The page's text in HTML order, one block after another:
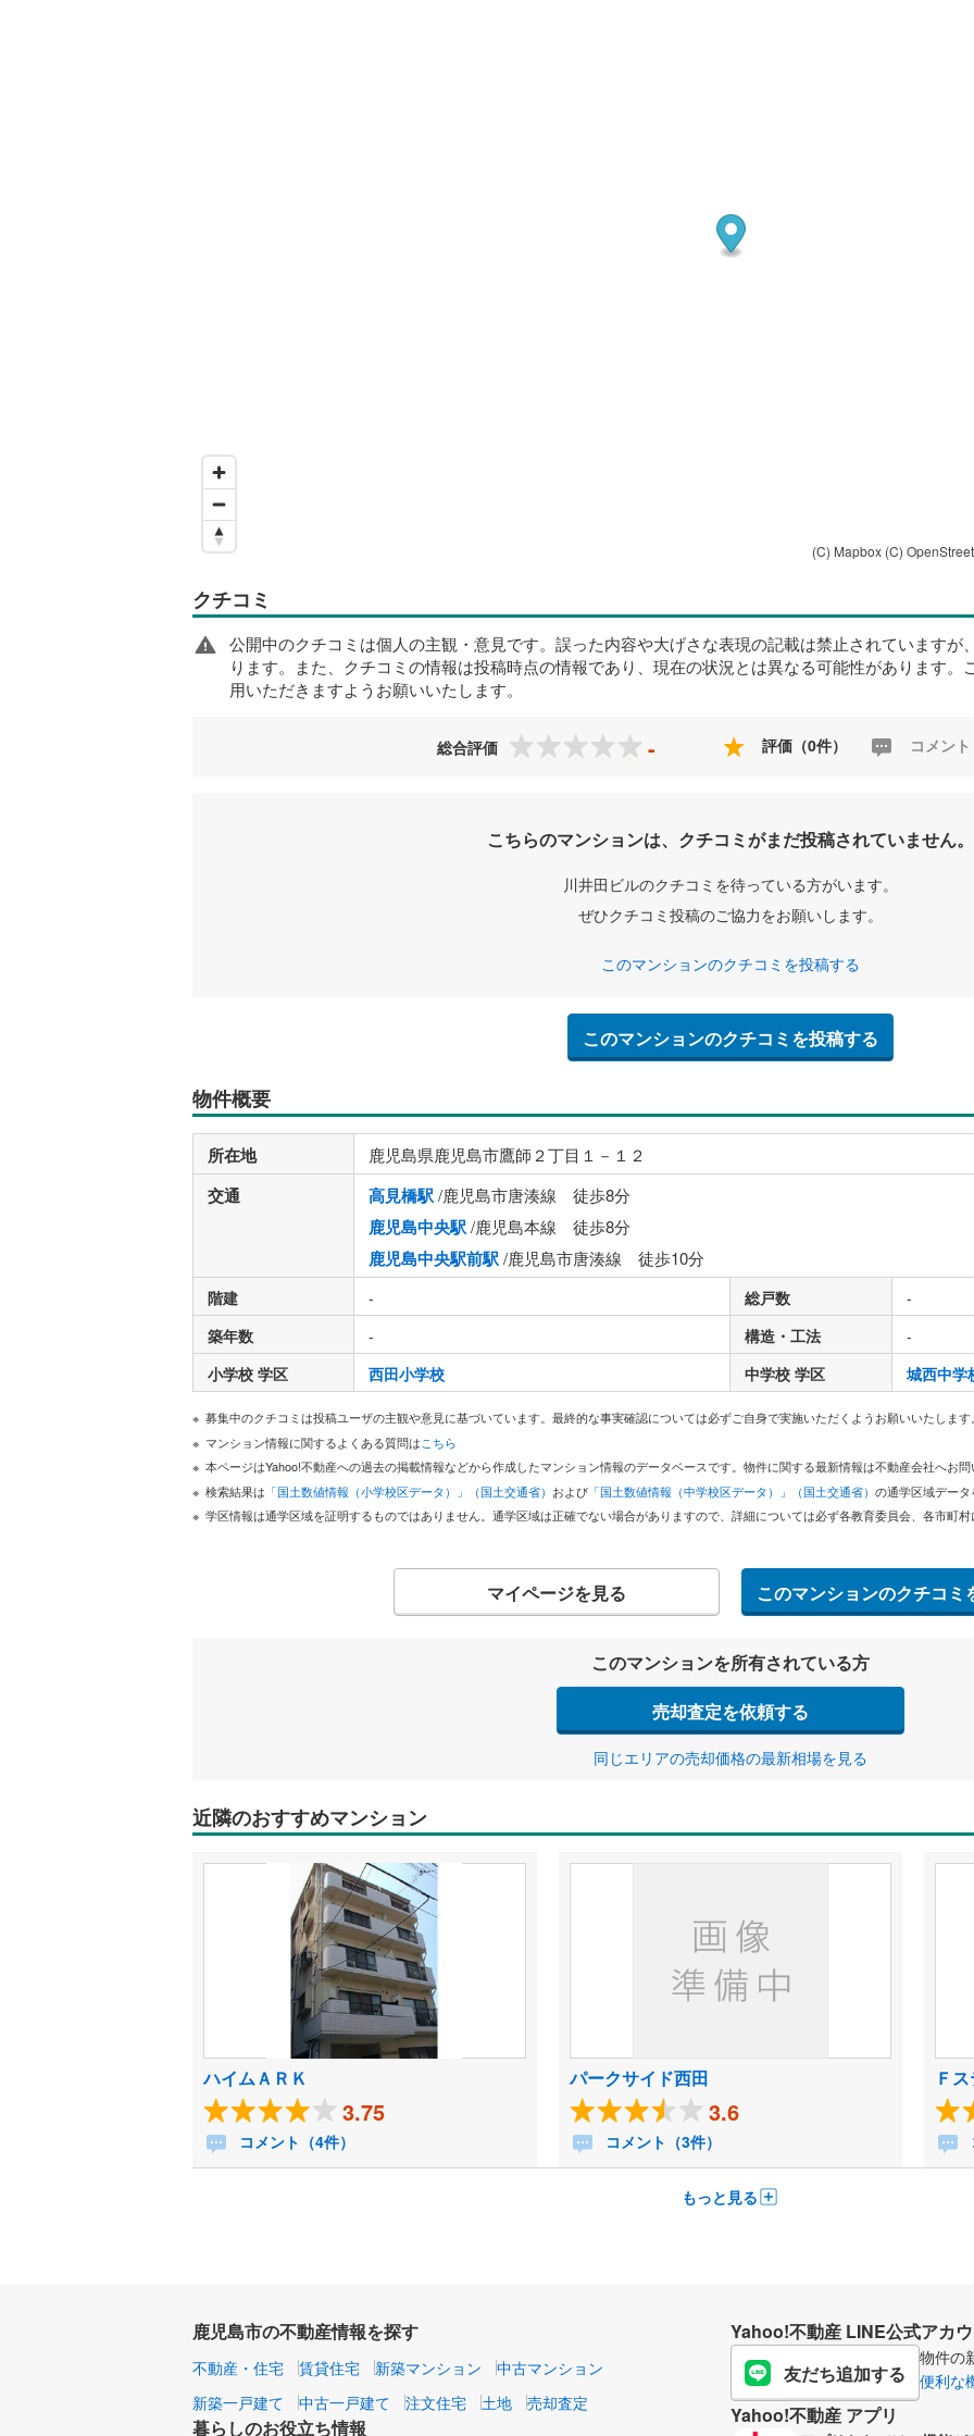
(C) Mapbox (C)
クチコミ
公開中のクチコミは個人の主観・意見です。誤った内容や大げさな表現の記載は禁止されていますが
ります。また、クチコミの情報は投稿時点の情報であり、現在の状況とは異なる可能性があります
用いただきますようお願いいたします。
総合評価 - 評価（0件） コメン
こちらのマンションは、クチコミがまだ投稿されていません。
川井田ビルのクチコミを待っている方がいます。
ぜひクチコミ投稿のご協力をお願いします。
このマンションのクチコミを投稿する
このマンションのクチコミを投稿する
物件概要
所在地 鹿児島県鹿児島市鷹師２丁目１－１２
交通 高見橋駅/鹿児島市唐湊線 徒歩8分
鹿児島中央駅/鹿児島本線 徒歩8分
鹿児島中央駅前駅/鹿児島市唐湊線 徒歩10分
階建 - 総戸数
-
築年数
- 構造・工法
-
小学校 学区
西田小学校 中学校 学区 城西中学
募集中のクチコミは投稿ユーザの主観や意見に基づいています。最終的な事実確認については必ずご自身で実施いただくようお願いいたします
マンション情報に関するよくある質問はこちら
本ページはYahoo!不動産への過去の掲載情報などから作成したマンション情報のデータベースです。物件に関する最新情報は不動産会社へお
検索結果は 「国土数値情報（小学校区データ）」（国土交通省） および 「国土数値情報（中学校区データ）」（国土交通省） の通学区域デー
学区情報は通学区域を証明するものではありません。通学区域は正確でない場合がありますので、詳細については必ず各教育委員会、各市町
マイページを見る このマンションのクチコミ
このマンションを所有されている方
売却査定を依頼する
同じエリアの売却価格の最新相場を見る
近隣のおすすめマンション
ハイムＡＲＫ
3.75
コメント（4件）
パークサイド西田
3.6
コメント（3件）
Ｆ
もっと見る
鹿児島市の不動産情報を探す
不動産・住宅 賃貸住宅 新築マンション
中古マンション
新築一戸建て
中古一戸建て 注文住宅 土地 売却査定
暮らしのお役立ち情報
Yahoo!不動産 LINE公式アカ
友だち追加する
物件の
便利な
Yahoo!不動産 アプリ